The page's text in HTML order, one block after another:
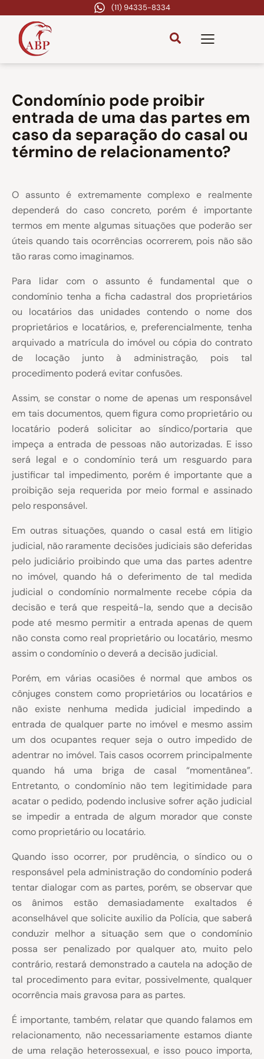
(11) 94335-8334
Condomínio pode proibir
entrada de uma das partes em
caso da separação do casal ou
término de relacionamento?
O assunto é extremamente complexo e realmente
dependerá do caso concreto, porém é importante
termos em mente algumas situações que poderão ser
úteis quando tais ocorrências ocorrerem, pois não são
tão raras como imaginamos.
Para lidar com o assunto é fundamental que o
condomínio tenha a ficha cadastral dos proprietários
ou locatários das unidades contendo o nome dos
proprietários e locatários, e, preferencialmente, tenha
arquivado a matrícula do imóvel ou cópia do contrato
de locação junto à administração, pois tal
procedimento poderá evitar confusões.
Assim, se constar o nome de apenas um responsável
em tais documentos, quem figura como proprietário ou
locatário poderá solicitar ao síndico/portaria que
impeça a entrada de pessoas não autorizadas. E isso
será legal e o condomínio terá um resguardo para
justificar tal impedimento, porém é importante que a
proibição seja requerida por meio formal e assinado
pelo responsável.
Em outras situações, quando o casal está em litigio
judicial, não raramente decisões judiciais são deferidas
pelo judiciário proibindo que uma das partes adentre
no imóvel, quando há o deferimento de tal medida
judicial o condomínio normalmente recebe cópia da
decisão e terá que respeitá-la, sendo que a decisão
pode até mesmo permitir a entrada apenas de quem
não consta como real proprietário ou locatário, mesmo
assim o condomínio o deverá a decisão judicial.
Porém, em várias ocasiões é normal que ambos os
cônjuges constem como proprietários ou locatários e
não existe nenhuma medida judicial impedindo a
entrada de qualquer parte no imóvel e mesmo assim
um dos ocupantes requer seja o outro impedido de
adentrar no imóvel. Tais casos ocorrem principalmente
quando há uma briga de casal “momentânea”.
Entretanto, o condomínio não tem legitimidade para
acatar o pedido, podendo inclusive sofrer ação judicial
se impedir a entrada de algum morador que conste
como proprietário ou locatário.
Quando isso ocorrer, por prudência, o síndico ou o
responsável pela administração do condomínio poderá
tentar dialogar com as partes, porém, se observar que
os ânimos estão demasiadamente exaltados é
aconselhável que solicite auxilio da Polícia, que saberá
conduzir melhor a situação sem que o condomínio
possa ser penalizado por qualquer ato, muito pelo
contrário, restará demonstrado a cautela na adoção de
tal procedimento para evitar, possivelmente, qualquer
ocorrência mais gravosa para as partes.
É importante, também, relatar que quando falamos em
relacionamento, não necessariamente estamos diante
de uma relação heterossexual, e isso pouco importa,